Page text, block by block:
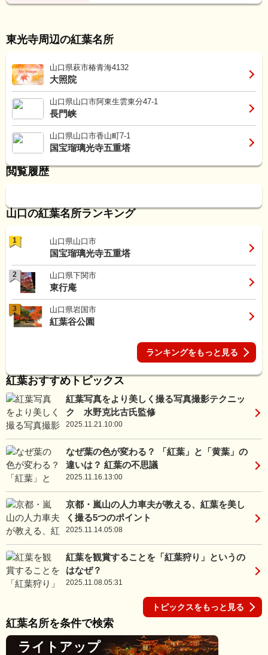
東光寺周辺の紅葉名所
山口県萩市椿青海4132
大照院
山口県山口市阿東生雲東分47-1
長門峡
山口県山口市香山町7-1
国宝瑠璃光寺五重塔
閲覧履歴
山口の紅葉名所ランキング
1 山口県山口市
国宝瑠璃光寺五重塔
2 山口県下関市
東行庵
3 山口県岩国市
紅葉谷公園
ランキングをもっと見る
紅葉おすすめトピックス
紅葉写真をより美しく撮る写真撮影テクニッ
ク 水野克比古氏監修
2025.11.21.10:00
なぜ葉の色が変わる？ 「紅葉」と「黄葉」の
違いは？ 紅葉の不思議
2025.11.16.13:00
京都・嵐山の人力車夫が教える、紅葉を美し
く撮る5つのポイント
2025.11.14.05:08
紅葉を観賞することを「紅葉狩り」というの
はなぜ？
2025.11.08.05:31
トピックスをもっと見る
紅葉名所を条件で検索
ライトアップ